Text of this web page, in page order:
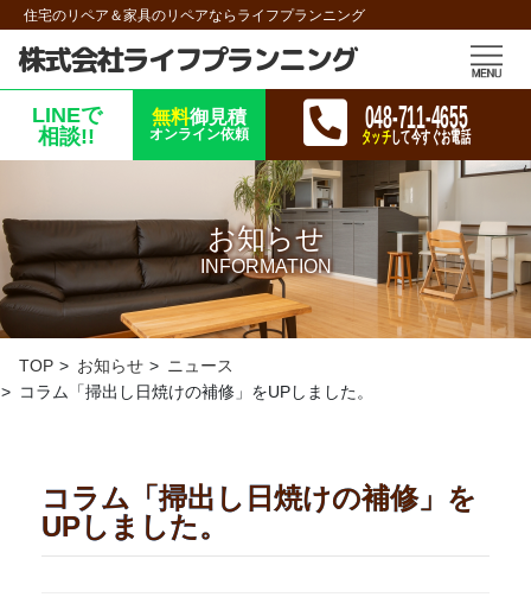
住宅のリペア＆家具のリペアならライフプランニング
株式会社ライフプランニング
048-711-4655
タッチして今すぐお電話
LINEで
相談!!
無料御見積
オンライン依頼
お知らせ
INFORMATION
TOP お知らせ
ニュース
コラム「掃出し日焼けの補修」をUPしました。
コラム「掃出し日焼けの補修」を
UPしました。